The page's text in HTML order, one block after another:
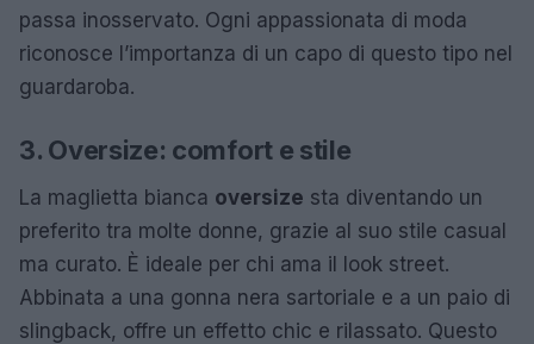
passa inosservato. Ogni appassionata di moda
riconosce l’importanza di un capo di questo tipo nel
guardaroba.
3. Oversize: comfort e stile
La maglietta bianca oversize sta diventando un
preferito tra molte donne, grazie al suo stile casual
ma curato. È ideale per chi ama il look street.
Abbinata a una gonna nera sartoriale e a un paio di
slingback, offre un effetto chic e rilassato. Questo